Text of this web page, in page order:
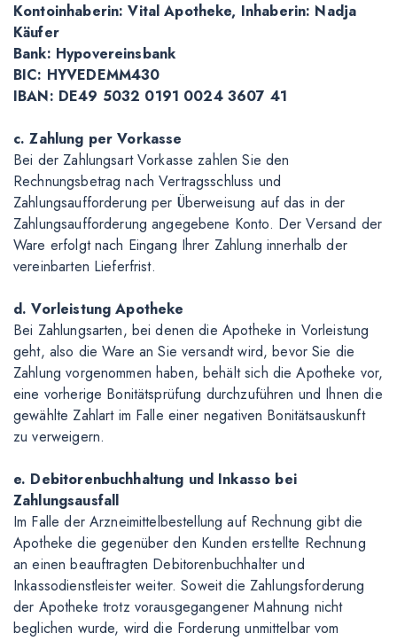
Kontoinhaberin: Vital Apotheke, Inhaberin: Nadja
Käufer
Bank: Hypovereinsbank
BIC: HYVEDEMM430
IBAN: DE49 5032 0191 0024 3607 41
c. Zahlung per Vorkasse
Bei der Zahlungsart Vorkasse zahlen Sie den
Rechnungsbetrag nach Vertragsschluss und
Zahlungsaufforderung per Überweisung auf das in der
Zahlungsaufforderung angegebene Konto. Der Versand der
Ware erfolgt nach Eingang Ihrer Zahlung innerhalb der
vereinbarten Lieferfrist.
d. Vorleistung Apotheke
Bei Zahlungsarten, bei denen die Apotheke in Vorleistung
geht, also die Ware an Sie versandt wird, bevor Sie die
Zahlung vorgenommen haben, behält sich die Apotheke vor,
eine vorherige Bonitätsprüfung durchzuführen und Ihnen die
gewählte Zahlart im Falle einer negativen Bonitätsauskunft
zu verweigern.
e. Debitorenbuchhaltung und Inkasso bei
Zahlungsausfall
Im Falle der Arzneimittelbestellung auf Rechnung gibt die
Apotheke die gegenüber den Kunden erstellte Rechnung
an einen beauftragten Debitorenbuchhalter und
Inkassodienstleister weiter. Soweit die Zahlungsforderung
der Apotheke trotz vorausgegangener Mahnung nicht
beglichen wurde, wird die Forderung unmittelbar vom